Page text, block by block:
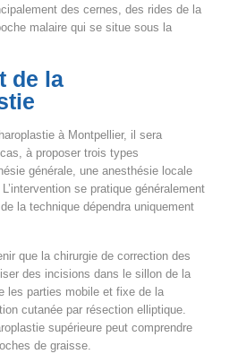
des cernes, des rides de la
malaire qui se situe sous la
de la
à Montpellier, il sera
à proposer trois types
générale, une anesthésie locale
se pratique généralement
la technique dépendra uniquement
que la chirurgie de correction des
des incisions dans le sillon de la
les parties mobile et fixe de la
cutanée par résection elliptique.
supérieure peut comprendre
de graisse.